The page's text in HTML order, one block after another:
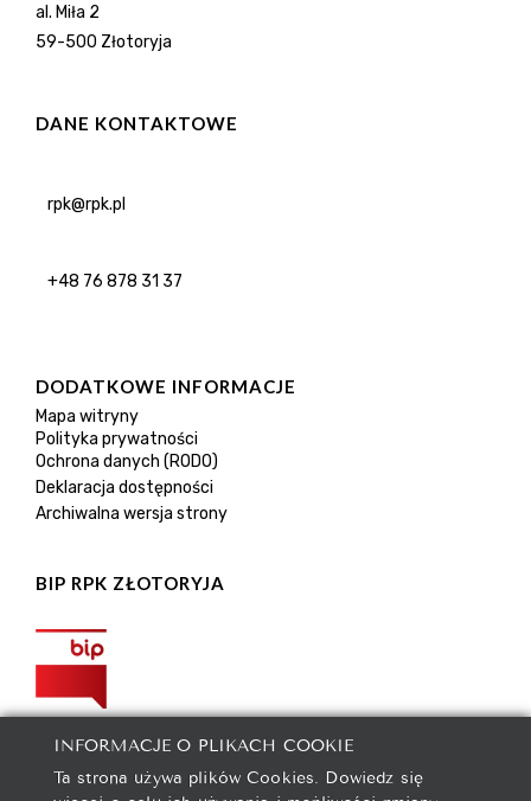
al. Miła 2
59-500 Złotoryja
DANE KONTAKTOWE
rpk@rpk.pl
+48 76 878 31 37
DODATKOWE INFORMACJE
Mapa witryny
Polityka prywatności
Ochrona danych (RODO)
Deklaracja dostępności
Archiwalna wersja strony
BIP RPK ZŁOTORYJA
INFORMACJE O PLIKACH COOKIE
Ta strona używa plików Cookies. Dowiedz się